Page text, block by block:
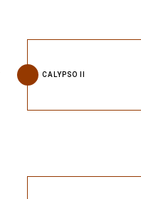
CALYPSO II